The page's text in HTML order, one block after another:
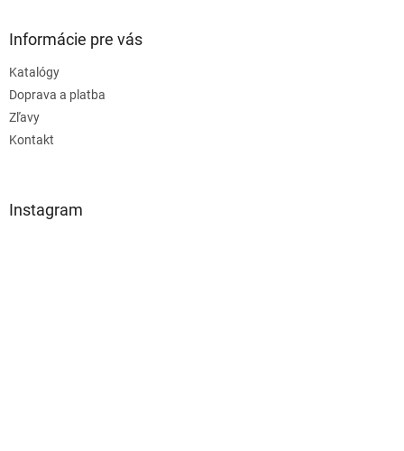
Informácie pre vás
Katalógy
Doprava a platba
Zľavy
Kontakt
Instagram